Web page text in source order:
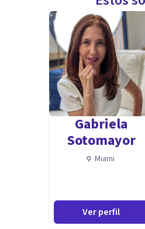
Gabriela
Sotomayor
Miami
Ver perfil